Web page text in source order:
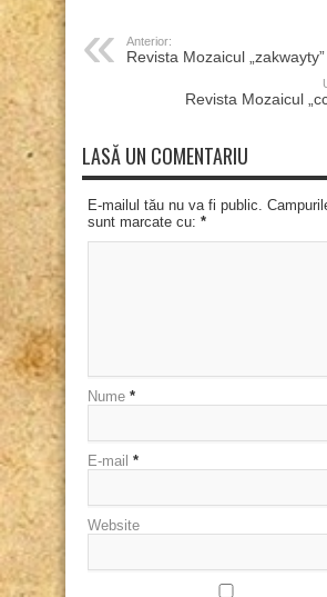
Anterior:
Revista Mozaicul „zakwayty”
Revista Mozaicul
LASĂ UN COMENTARIU
E-mailul tău nu va fi public.
sunt marcate cu: *
Nume *
E-mail *
Website